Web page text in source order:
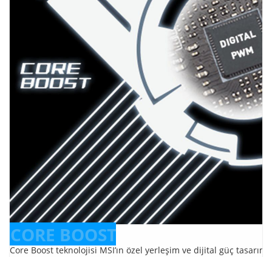
CORE BOOST
Core Boost teknolojisi MSI’ın özel yerleşim ve dijital güç